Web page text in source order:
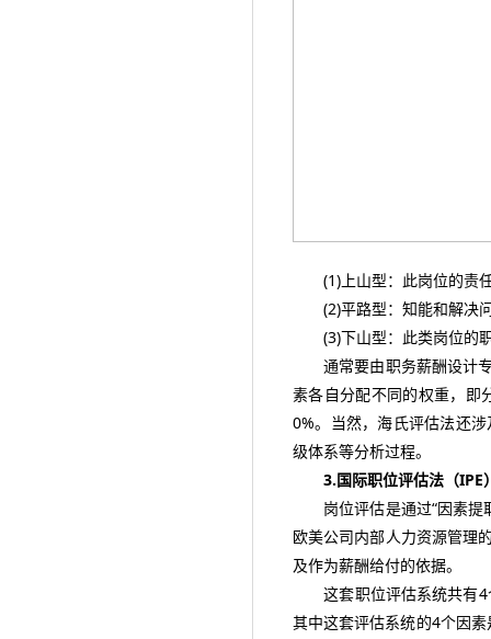
(1)上山型：此岗位的责任
(2)平路型：知能和解决问
(3)下山型：此类岗位的职
通常要由职务薪酬设计专
素各自分配不同的权重，即
0%。当然，海氏评估法还
级体系等分析过程。
3.国际职位评估法（IPE
岗位评估是通过“因素提
欧美公司内部人力资源管理
及作为薪酬给付的依据。
这套职位评估系统共有4
其中这套评估系统的4个因